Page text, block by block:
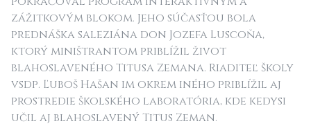
zážitkovým blokom. Jeho súčasťou bola
prednáška saleziána don Jozefa Luscoňa,
ktorý miništrantom priblížil život
blahoslaveného Titusa Zemana. Riaditeľ školy
vsdp. Ľuboš Hašan im okrem iného priblížil aj
prostredie školského laboratória, kde kedysi
učil aj blahoslavený Titus Zeman.